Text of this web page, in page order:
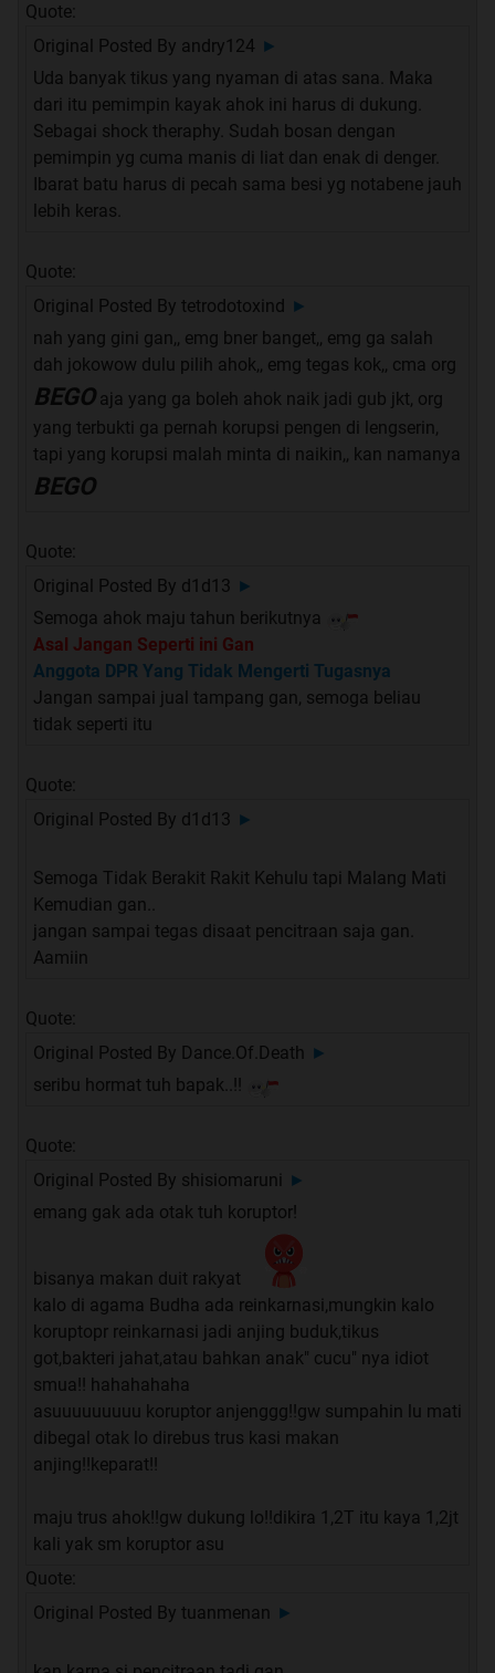
Quote:
Original Posted By andry124 ►
Uda banyak tikus yang nyaman di atas sana. Maka
dari itu pemimpin kayak ahok ini harus di dukung.
Sebagai shock theraphy. Sudah bosan dengan
pemimpin yg cuma manis di liat dan enak di denger.
Ibarat batu harus di pecah sama besi yg notabene jauh
lebih keras.
Quote:
Original Posted By tetrodotoxind
►
nah yang gini gan,, emg bner banget,, emg ga salah
dah jokowow dulu pilih ahok,, emg tegas kok,, cma org
BEGOaja yang ga boleh ahok naik jadi gub jkt, org
yang terbukti ga pernah korupsi pengen di lengserin,
tapi yang korupsi malah minta di naikin,, kan namanya
BEGO
Quote:
Original Posted By d1d13 ►
Semoga ahok maju tahun berikutnya
Asal Jangan Seperti ini Gan
Anggota DPR Yang Tidak Mengerti Tugasnya
Jangan sampai jual tampang gan, semoga beliau
tidak seperti itu
Quote:
Original Posted By d1d13 ►
Semoga Tidak Berakit Rakit Kehulu tapi Malang Mati
Kemudian gan..
jangan sampai tegas disaat pencitraan saja gan.
Aamiin
Quote:
Original Posted By Dance.Of.Death ►
seribu hormat tuh bapak..!!
Quote:
Original Posted By shisiomaruni ►
emang gak ada otak tuh koruptor!
bisanya makan duit rakyat
kalo di agama Budha ada reinkarnasi,mungkin kalo
koruptopr reinkarnasi jadi anjing buduk,tikus
got,bakteri jahat,atau bahkan anak" cucu" nya idiot
smua!! hahahahaha
asuuuuuuuuu koruptor anjenggg!!gw sumpahin lu mati
dibegal otak lo direbus trus kasi makan
anjing!!keparat!!
maju trus ahok!!gw dukung lo!!dikira 1,2T itu kaya 1,2jt
kali yak sm koruptor asu
Quote:
Original Posted By tuanmenan ►